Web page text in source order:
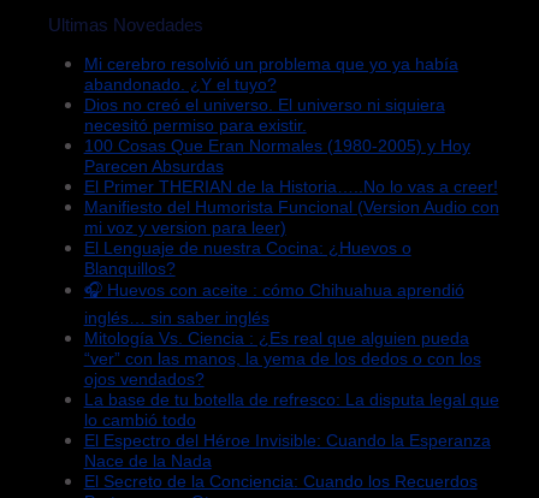
Ultimas Novedades
Mi cerebro resolvió un problema que yo ya había
abandonado. ¿Y el tuyo?
Dios no creó el universo. El universo ni siquiera
necesitó permiso para existir.
100 Cosas Que Eran Normales (1980-2005) y Hoy
Parecen Absurdas
El Primer THERIAN de la Historia…..No lo vas a creer!
Manifiesto del Humorista Funcional (Version Audio con
mi voz y version para leer)
El Lenguaje de nuestra Cocina: ¿Huevos o
Blanquillos?
🎧 Huevos con aceite : cómo Chihuahua aprendió
inglés… sin saber inglés
Mitología Vs. Ciencia : ¿Es real que alguien pueda
“ver” con las manos, la yema de los dedos o con los
ojos vendados?
La base de tu botella de refresco: La disputa legal que
lo cambió todo
El Espectro del Héroe Invisible: Cuando la Esperanza
Nace de la Nada
El Secreto de la Conciencia: Cuando los Recuerdos